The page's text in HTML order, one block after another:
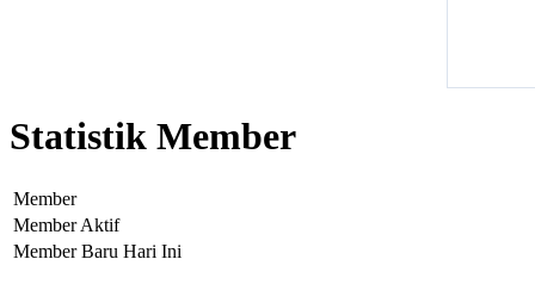
Statistik Member
Member
Member Aktif
Member Baru Hari Ini